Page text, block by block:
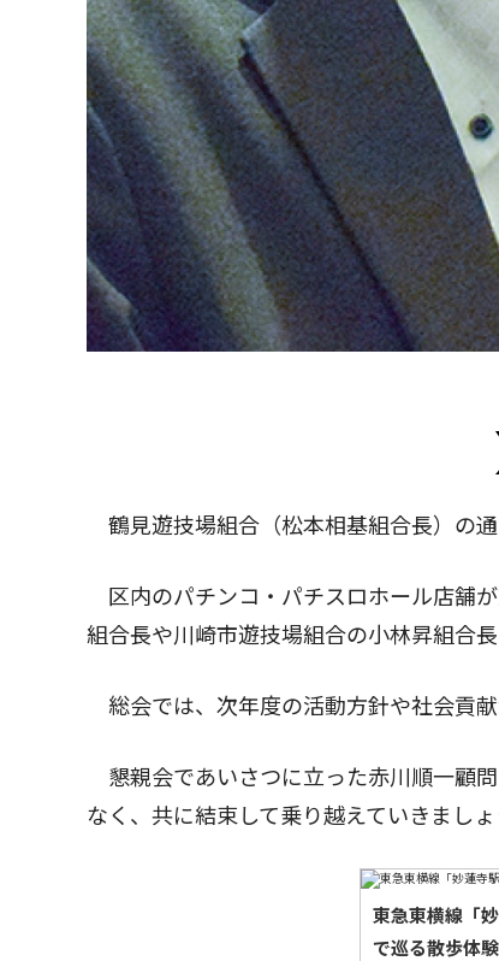
鶴見遊技場組合（松本相基組合長）の
区内のパチンコ・パチスロホール店舗
組合長や川崎市遊技場組合の小林昇組合
総会では、次年度の活動方針や社会貢献
懇親会であいさつに立った赤川順一顧
なく、共に結束して乗り越えていきましょ
東急東横線「
で巡る散歩体